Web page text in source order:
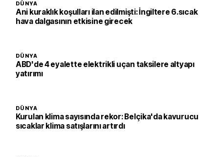
DÜNYA
Ani kuraklık koşulları ilan edilmişti: İngiltere 6.sıcak
hava dalgasının etkisine girecek
DÜNYA
ABD'de 4 eyalette elektrikli uçan taksilere altyapı
yatırımı
DÜNYA
Kurulan klima sayısında rekor: Belçika'da kavurucu
sıcaklar klima satışlarını artırdı